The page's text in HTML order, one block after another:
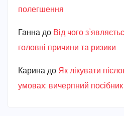
полегшення
Ганна до Від чого
головні причини та ризики
Карина до Як лікувати
умовах: вичерпний посібник